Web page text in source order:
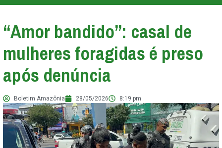
“Amor bandido”: casal de
mulheres foragidas é preso
após denúncia
Boletim Amazônia 28/05/2026 8:19 pm